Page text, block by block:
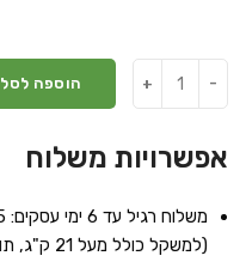
הוספה לסל
אפשרויות משלוח
משלוח רגיל עד 6 ימי עסקים: 35 ₪
(למשקל כולל מעל 21 ק"ג, תוספת של 7 ₪ לכל 10 ק"ג נוספים)